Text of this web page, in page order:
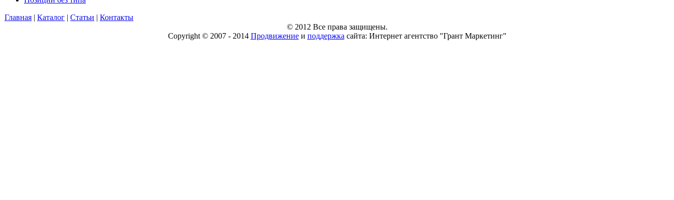
Главная | Каталог | Статьи | Контакты
© 2012 Все права защищены.
Copyright © 2007 - 2014 Продвижениеи поддержка сайта: Интернет агентство "Грант Маркетинг"